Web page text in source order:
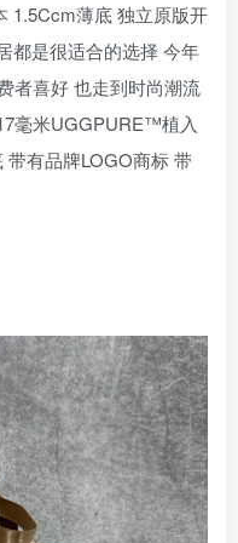
1.5Ccm薄底 独立原版开
都是很适合的选择 今年
者喜好 也走到时尚潮流
毫米UGGPURE™植入
有品牌LOGO商标 带